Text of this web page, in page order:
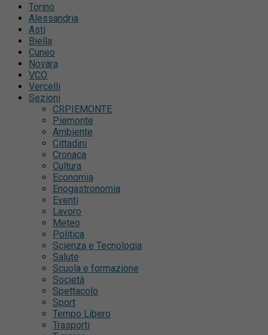
Torino
Alessandria
Asti
Biella
Cuneo
Novara
VCO
Vercelli
Sezioni
CRPIEMONTE
Piemonte
Ambiente
Cittadini
Cronaca
Cultura
Economia
Enogastronomia
Eventi
Lavoro
Meteo
Politica
Scienza e Tecnologia
Salute
Scuola e formazione
Società
Spettacolo
Sport
Tempo Libero
Trasporti